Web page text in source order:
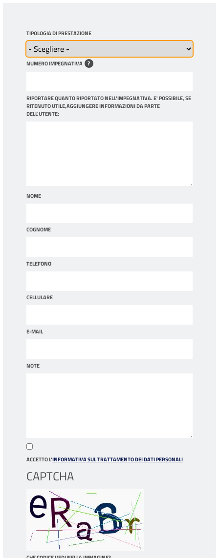
TIPOLOGIA DI PRESTAZIONE
NUMERO IMPEGNATIVA ?
RIPORTARE QUANTO RIPORTATO NELL'IMPEGNATIVA. E' POSSIBILE, SE
RITENUTO UTILE,AGGIUNGERE INFORMAZIONI DA PARTE
DELL'UTENTE:
NOME
COGNOME
TELEFONO
CELLULARE
E-MAIL
NOTE
ACCETTO L'INFORMATIVA SUL TRATTAMENTO DEI DATI PERSONALI
CAPTCHA